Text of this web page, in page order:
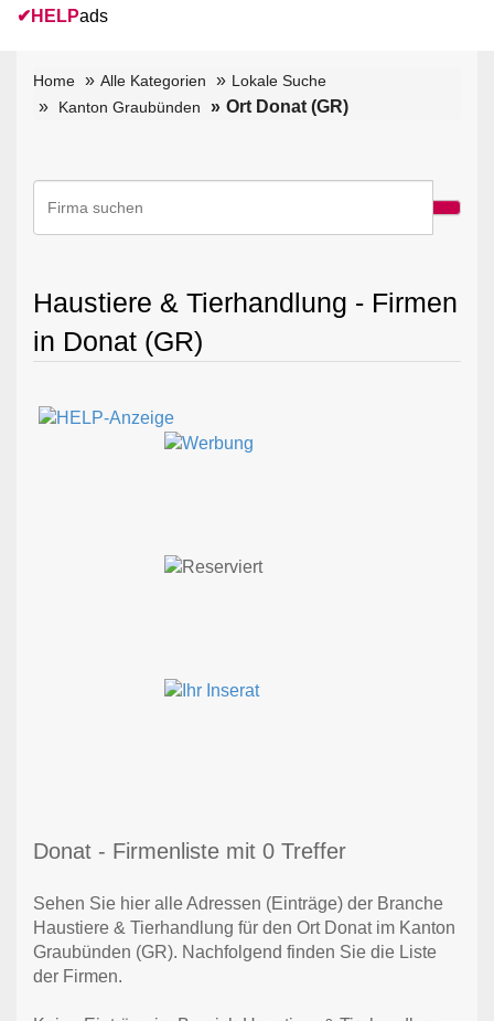
✔ HELPads
Home Alle Kategorien
Lokale Suche
Kanton Graubünden
Ort Donat (GR)
Haustiere & Tierhandlung - Firmen
in Donat (GR)
Donat - Firmenliste mit 0 Treffer
Sehen Sie hier alle Adressen (Einträge) der Branche
Haustiere & Tierhandlung für den Ort Donat im Kanton
Graubünden (GR). Nachfolgend finden Sie die Liste
der Firmen.